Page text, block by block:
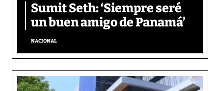
Sumit Seth: ‘Siempre seré
un buen amigo de Panamá’
NACIONAL